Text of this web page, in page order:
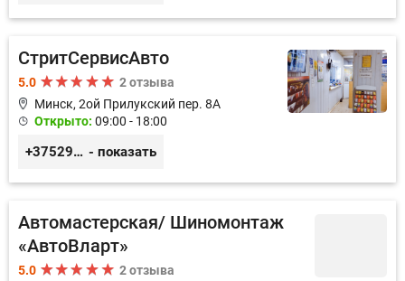
СтритСервисАвто
5.0
2 отзыва
Минск, 2ой Прилукский пер. 8А
Открыто: 09:00 - 18:00
+375293366992 - показать
Автомастерская/ Шиномонтаж
«АвтоВларт»
5.0
2 отзыва